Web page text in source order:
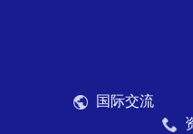
国际交流